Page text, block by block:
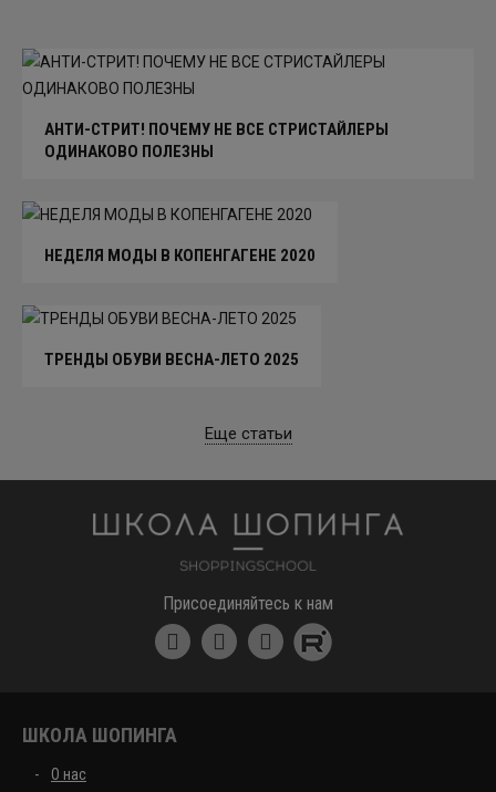
АНТИ-СТРИТ! ПОЧЕМУ НЕ ВСЕ СТРИСТАЙЛЕРЫ
ОДИНАКОВО ПОЛЕЗНЫ
НЕДЕЛЯ МОДЫ В КОПЕНГАГЕНЕ 2020
ТРЕНДЫ ОБУВИ ВЕСНА-ЛЕТО 2025
Еще статьи
Присоединяйтесь к нам
ШКОЛА ШОПИНГА
О нас